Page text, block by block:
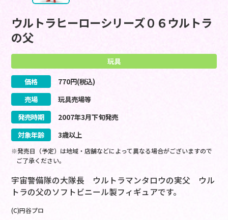
ウルトラヒーローシリーズ０６ウルトラ
の父
玩具
価格 770円(税込)
売場
玩具売場等
発売時期
2007年3月下旬発売
対象年齢
3歳以上
※発売日（予定）は地域・店舗などによって異なる場合がございますので
ご了承ください。
宇宙警備隊の大隊長 ウルトラマンタロウの実父 ウル
トラの父のソフトビニール製フィギュアです。
(C)円谷プロ